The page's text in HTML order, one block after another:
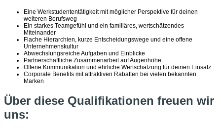
Eine Werkstudententätigkeit mit möglicher Perspektive für deinen
weiteren Berufsweg
Ein starkes Teamgefühl und ein familiäres, wertschätzendes
Miteinander
Flache Hierarchien, kurze Entscheidungswege und eine offene
Unternehmenskultur
Abwechslungsreiche Aufgaben und Einblicke
Partnerschaftliche Zusammenarbeit auf Augenhöhe
Offene Kommunikation und ehrliche Wertschätzung für deinen Einsatz
Corporate Benefits mit attraktiven Rabatten bei vielen bekannten
Marken
Über diese Qualifikationen freuen wir
uns: